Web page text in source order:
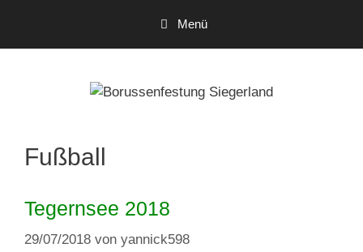
springen
Menü
Fußball
Tegernsee 2018
29/07/2018 von yannick598